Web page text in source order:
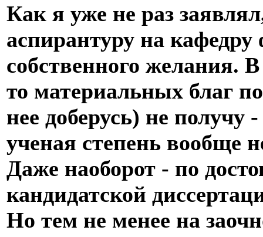
Как я уже не раз
аспирантуру на
собственного желания.
то материальных благ
нее доберусь) не получу
ученая степень вообще
Даже наоборот - по
кандидатской
Но тем не менее на